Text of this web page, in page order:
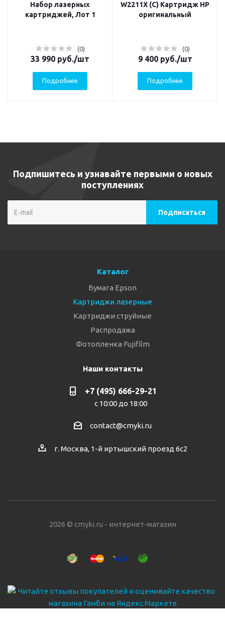
Набор лазерных
картриджей, Лот 1
(0)
33 990 руб./шт
Подробнее
W2211X (C) Картридж HP
оригинальный
(0)
9 400руб./шт
Подробнее
Подпишитесь и узнавайте первыми о новых
поступлениях
Каталог
Бумага Epson
Картриджи лазерные
Картриджи струйные
Распродажа
Фотопленка Fujifilm
Наши контакты
+7 (495) 666-29-21
с 10:00 до 18:00
contact@cmyki.ru
г. Москва, 1-й иртышский проезд 6с2
2026 © cmyki.ru - интернет-магазин